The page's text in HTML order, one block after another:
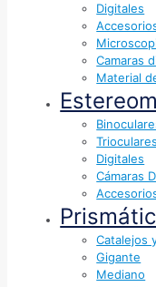
Digitales
Camaras
Material
Trioculares
Digitales
Cámaras
Catalejos
Gigante
Mediano